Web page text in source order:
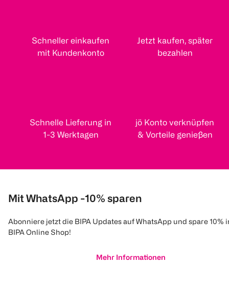
Schneller einkaufen
mit Kundenkonto
Jetzt kaufen, später
bezahlen
Schnelle Lieferung in
1-3 Werktagen
jö Konto verknüpfen
& Vorteile genießen
Mit WhatsApp -10% sparen
Abonniere jetzt die BIPA Updates auf WhatsApp und spare 10%
BIPA Online Shop!
Mehr Informationen